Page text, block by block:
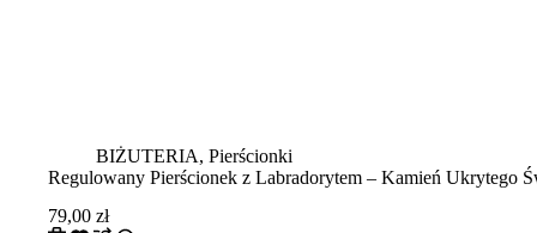
BIŻUTERIA, Pierścionki
Regulowany Pierścionek z Labradorytem – Kamień Ukrytego
79,00 zł